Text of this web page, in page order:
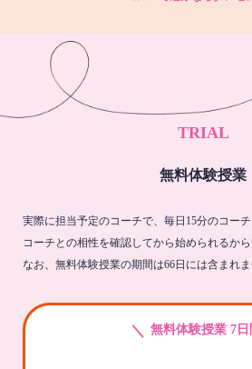
TRIAL
無料体験授業
実際に担当予定のコーチで、毎日15分のコー
コーチとの相性を確認してから始められるから
なお、無料体験授業の期間は66日には含まれま
＼ 無料体験授業 7日